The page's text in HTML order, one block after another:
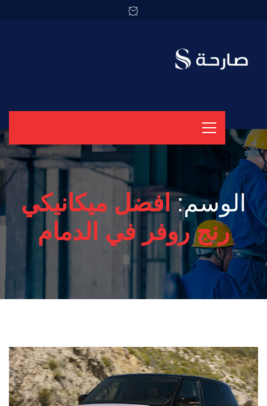
الوسم:افضل ميكانيكي
رنج روفر في الدمام